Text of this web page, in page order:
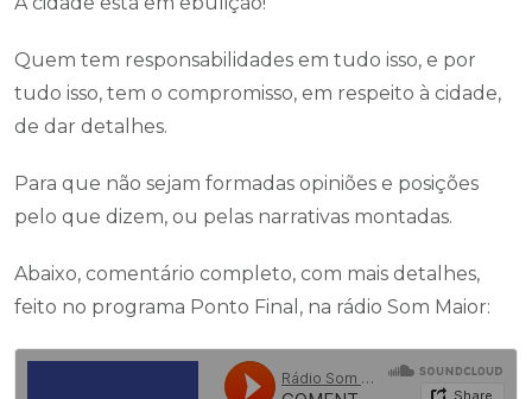
Quem tem responsabilidades em tudo isso, e por
tudo isso, tem o compromisso, em respeito à cidade,
de dar detalhes.
Para que não sejam formadas opiniões e posições
pelo que dizem, ou pelas narrativas montadas.
Abaixo, comentário completo, com mais detalhes,
feito no programa Ponto Final, na rádio Som Maior: